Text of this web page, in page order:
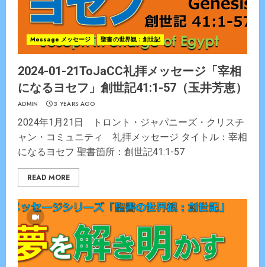
Message メッセージ 聖書の世界観：創世記
2024-01-21ToJaCC礼拝メッセージ「宰相
になるヨセフ」創世記41:1-57（玉井芳恵）
ADMIN 3 YEARS AGO
2024年1月21日 トロント・ジャパニーズ・クリスチ
ャン・コミュニティ 礼拝メッセージ タイトル：宰相
になるヨセフ 聖書箇所：創世記41:1-57
READ MORE